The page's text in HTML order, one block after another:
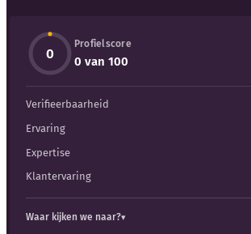
Externe bronnen
Woordenboek
Auteurs
0
Profielscore
0 van 100
Verifieerbaarheid
Ervaring
Expertise
Klantervaring
Waar kijken we naar?